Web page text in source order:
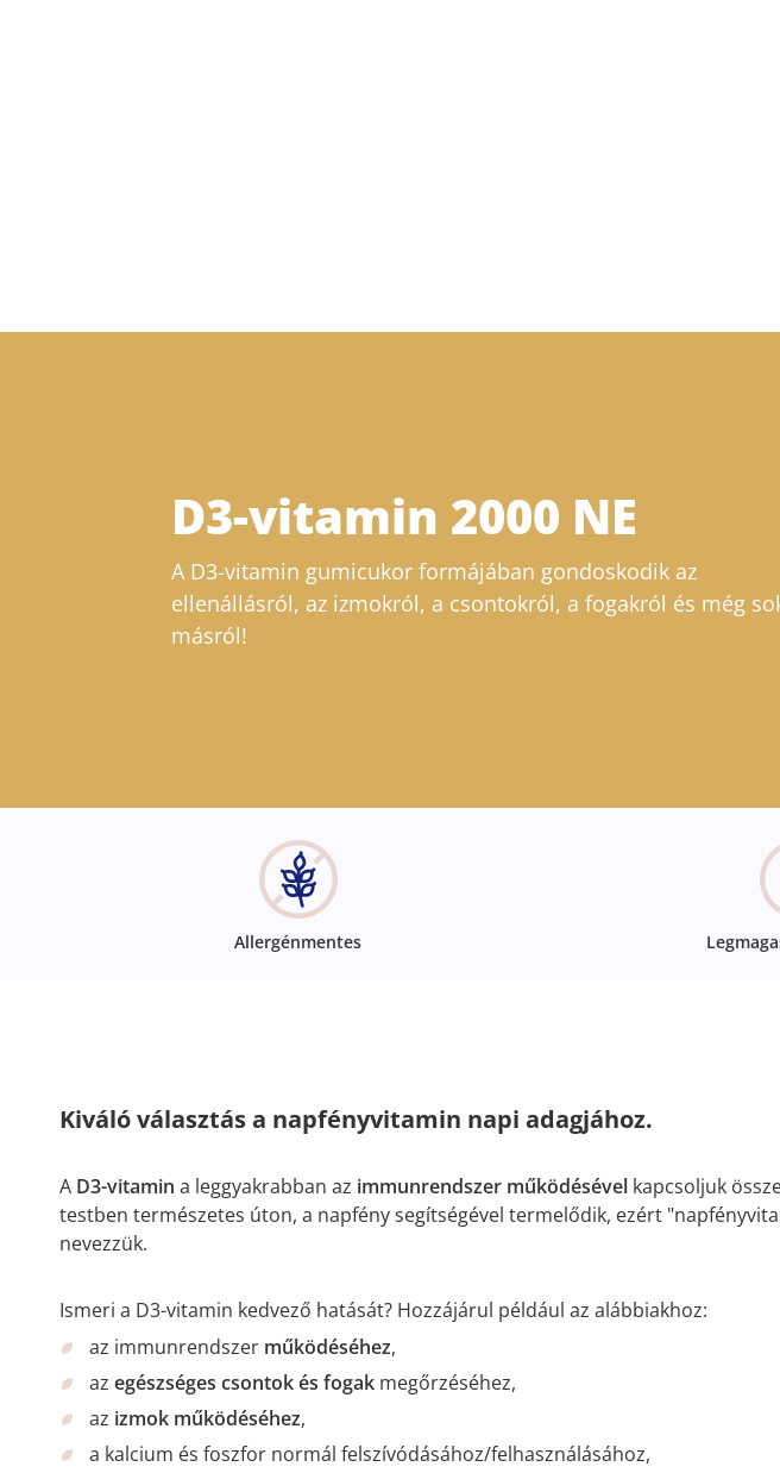
D3-vitamin 2000 NE
A D3-vitamin gumicukor formájában gondoskodik az
ellenállásról, az izmokról, a csontokról, a fogakról és még
másról!
Allergénmentes
Kiváló választás a napfényvitamin napi adagjához.
A D3-vitamin a leggyakrabban az immunrendszer működésével kapcsoljuk
testben természetes úton, a napfény segítségével termelődik, ezért
nevezzük.
Ismeri a D3-vitamin kedvező hatását? Hozzájárul például az alábbiakhoz:
az immunrendszer működéséhez,
az egészséges csontok és fogak megőrzéséhez,
az izmok működéséhez,
a kalcium és foszfor normál felszívódásához/felhasználásához,